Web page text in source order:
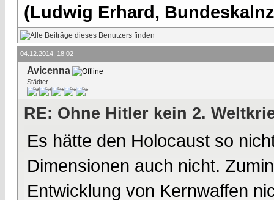
(Ludwig Erhard,
04.12.2014, 18:02
Avicenna
Städter
RE: Ohne Hitler kein 2.
Es hätte den Holocaust so
Dimensionen auch nicht.
Entwicklung von Kernwaffen